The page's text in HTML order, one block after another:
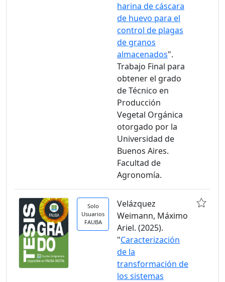
harina de cáscara
de huevo para el
control de plagas
de granos
almacenados".
Trabajo Final para
obtener el grado
de Técnico en
Producción
Vegetal Orgánica
otorgado por la
Universidad de
Buenos Aires.
Facultad de
Agronomía.
Solo
Usuarios
FAUBA
Velázquez
Weimann, Máximo
Ariel. (2025).
"Caracterización
de la
transformación de
los sistemas